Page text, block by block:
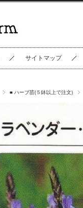
サイトマップ
■ ハーブ苗(５鉢以上で注文)